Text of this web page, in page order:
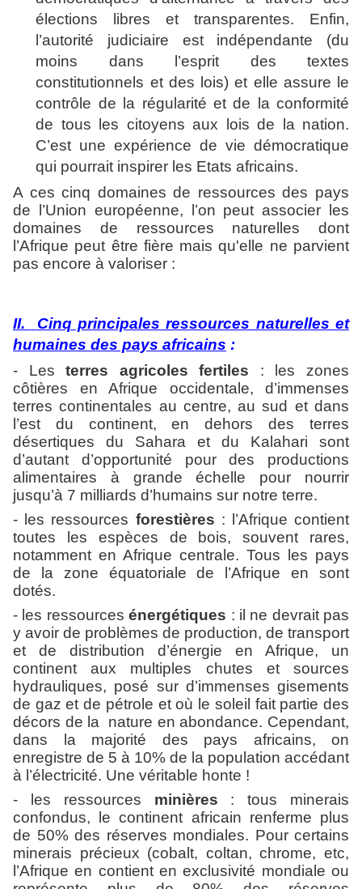
élections libres et transparentes. Enfin,
l’autorité judiciaire est indépendante (du
moins dans l’esprit des textes
constitutionnels et des lois) et elle assure le
contrôle de la régularité et de la conformité
de tous les citoyens aux lois de la nation.
C’est une expérience de vie démocratique
qui pourrait inspirer les Etats africains.
A ces cinq domaines de ressources des pays
de l’Union européenne, l’on peut associer les
domaines de ressources naturelles dont
l’Afrique peut être fière mais qu'elle ne parvient
pas encore à valoriser :
II.
Cinq principales ressources naturelles et
humaines des pays africains :
- Lesterres agricoles fertiles : les zones
côtières en Afrique occidentale, d’immenses
terres continentales au centre, au sud et dans
l’est du continent, en dehors des terres
désertiques du Sahara et du Kalahari sont
d’autant d’opportunité pour des productions
alimentaires à grande échelle pour nourrir
jusqu’à 7 milliards d’humains sur notre terre.
- les ressources forestières : l’Afrique contient
toutes les espèces de bois, souvent rares,
notamment en Afrique centrale. Tous les pays
de la zone équatoriale de l’Afrique en sont
dotés.
- les ressourcesénergétiques : il ne devrait pas
y avoir de problèmes de production, de transport
et de distribution d’énergie en Afrique, un
continent aux multiples chutes et sources
hydrauliques, posé sur d’immenses gisements
de gaz et de pétrole et où le soleil fait partie des
décors de la nature en abondance. Cependant,
dans la majorité des pays africains, on
enregistre de 5 à 10% de la population accédant
à l’électricité. Une véritable honte !
- les ressources minières : tous minerais
confondus, le continent africain renferme plus
de 50% des réserves mondiales. Pour certains
minerais précieux (cobalt, coltan, chrome, etc,
l’Afrique en contient en exclusivité mondiale ou